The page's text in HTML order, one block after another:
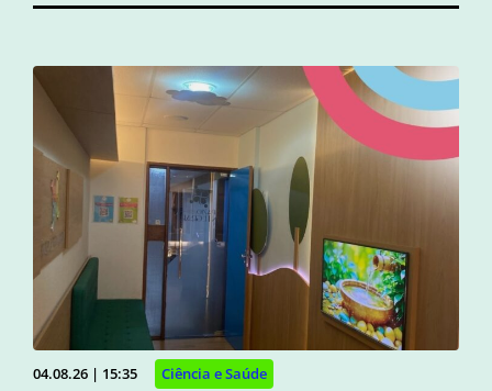
04.08.26 | 15:35 Ciência e Saúde